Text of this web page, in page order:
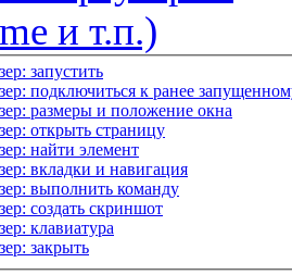
и т.п.)
запустить
подключиться к ранее
размеры и положение окна
открыть страницу
найти элемент
вкладки и навигация
выполнить команду
создать скриншот
клавиатура
закрыть